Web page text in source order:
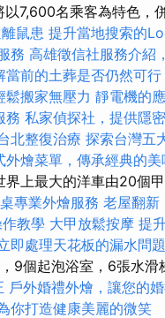
7,600名乘客為特色，
鼠患 提升當地搜索的
務 高雄徵信社服務介紹
當前的土葬是否仍然可行
鬆搬家無壓力 靜電機的應
務 私家偵探社，提供隱
北整復治療 探索台灣五
外燴菜單，傳承經典的美
界上最大的洋車由20個
專業外燴服務 老屋翻新
教學 大甲放鬆按摩 提
即處理天花板的漏水問題
9個起泡浴室，6張水滑
戶外婚禮外燴，讓您的
你打造健康美麗的微笑